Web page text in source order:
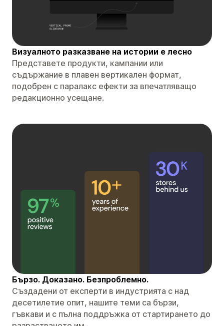
Визуалното разказване на истории е лесно
Представете продукти, кампании или
съдържание в плавен вертикален формат,
подобрен с паралакс ефекти за впечатляващо
редакционно усещане.
Бързо. Доказано. Безпроблемно.
Създадени от експерти в индустрията с над
десетилетие опит, нашите теми са бързи,
гъвкави и с пълна поддръжка от стартирането до